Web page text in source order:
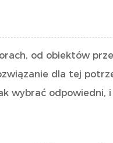
od obiektów
dla tej
wybrać odpowiedni,